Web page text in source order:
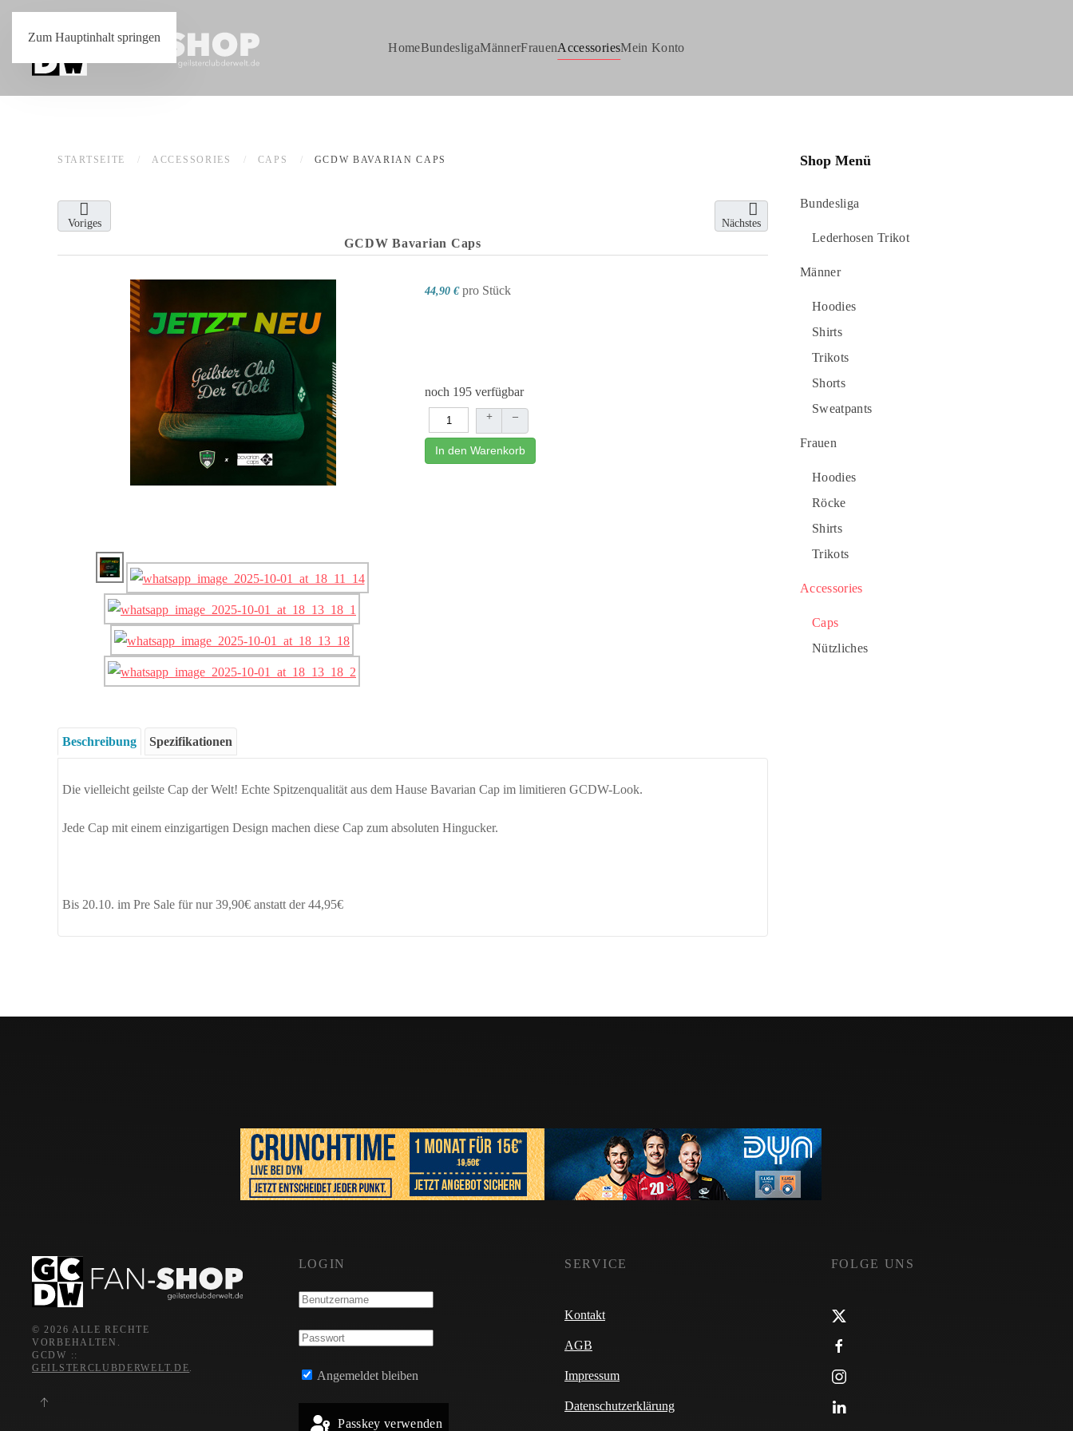
Zum Hauptinhalt springen
HomeBundesligaMännerFrauenAccessoriesMein Konto
STARTSEITE ACCESSORIES CAPS GCDW BAVARIAN CAPS
Voriges Nächstes
GCDW Bavarian Caps
44,90 € pro Stück
noch 195 verfügbar
+ –
In den Warenkorb
Beschreibung Spezifikationen
Die vielleicht geilste Cap der Welt! Echte Spitzenqualität aus dem Hause Bavarian Cap im limitieren GCDW-Look.
Jede Cap mit einem einzigartigen Design machen diese Cap zum absoluten Hingucker.
Bis 20.10. im Pre Sale für nur 39,90€ anstatt der 44,95€
Shop Menü
Bundesliga
Lederhosen Trikot
Männer
Hoodies
Shirts
Trikots
Shorts
Sweatpants
Frauen
Hoodies
Röcke
Shirts
Trikots
Accessories
Caps
Nützliches
©2026 ALLE RECHTE
VORBEHALTEN.
GCDW ::
GEILSTERCLUBDERWELT.DE.
LOGIN
Angemeldet bleiben
Passkey verwenden
SERVICE
Kontakt
AGB
Impressum
Datenschutzerklärung
FOLGE UNS